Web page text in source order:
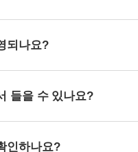
되나요?
들을 수 있나요?
인하나요?